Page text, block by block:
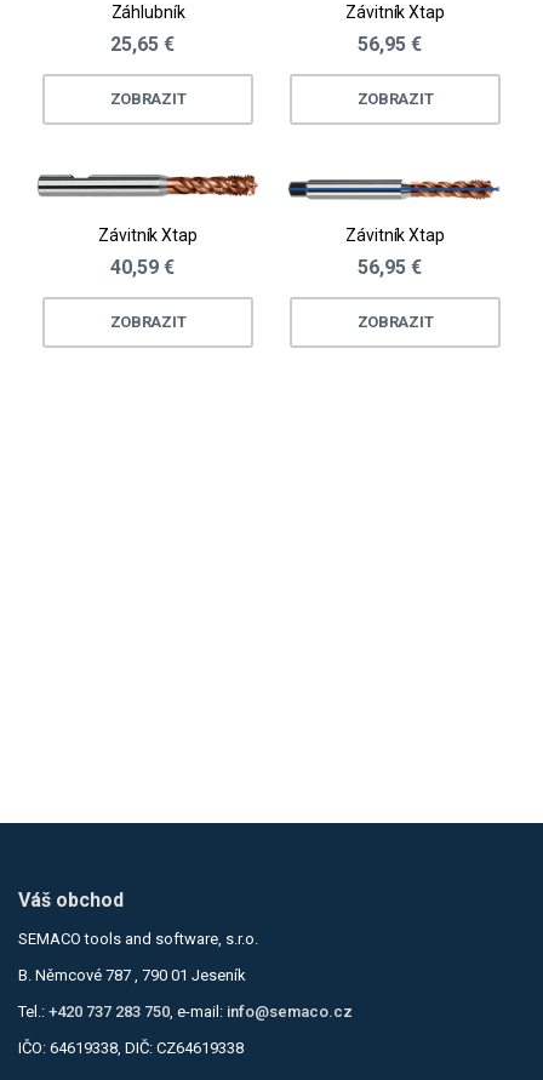
Záhlubník
25,65 €
ZOBRAZIT
Závitník Xtap
56,95 €
ZOBRAZIT
Závitník Xtap
40,59 €
ZOBRAZIT
Závitník Xtap
56,95 €
ZOBRAZIT
Váš obchod
SEMACO tools and software, s.r.o.
B. Němcové 787 , 790 01 Jeseník
Tel.: +420 737 283 750, e-mail: info@semaco.cz
IČO: 64619338, DIČ: CZ64619338